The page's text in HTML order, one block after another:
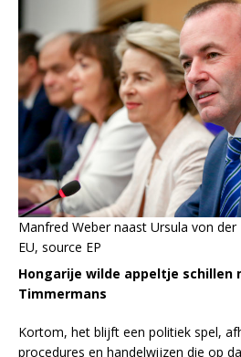
Manfred Weber naast Ursula von
EU, source EP
Hongarije wilde appeltje schillen
Timmermans
Kortom, het blijft een politiek spel,
procedures en handelwijzen die op